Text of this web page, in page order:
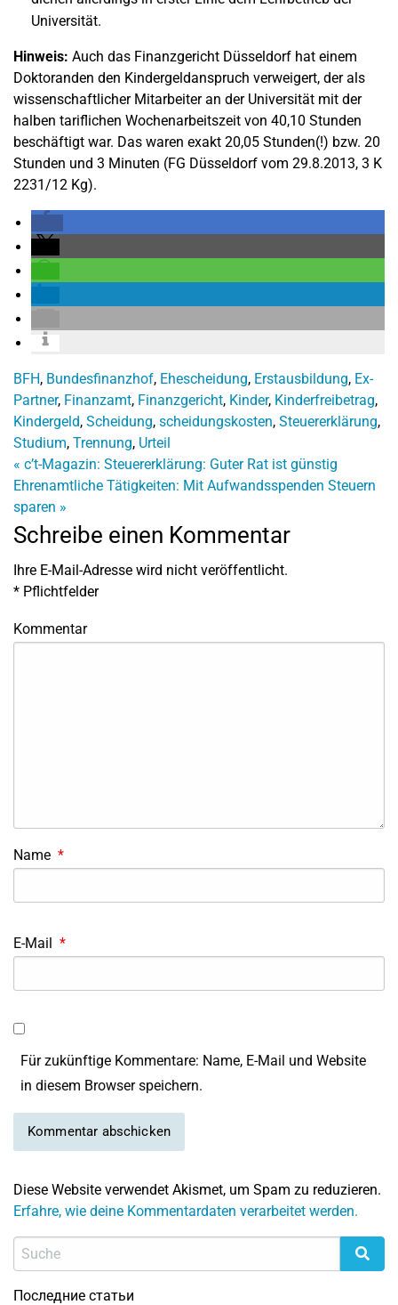
Universität.
Hinweis: Auch das Finanzgericht Düsseldorf hat einem
Doktoranden den Kindergeldanspruch verweigert, der als
wissenschaftlicher Mitarbeiter an der Universität mit der
halben tariflichen Wochenarbeitszeit von 40,10 Stunden
beschäftigt war. Das waren exakt 20,05 Stunden(!) bzw. 20
Stunden und 3 Minuten (FG Düsseldorf vom 29.8.2013, 3 K
2231/12 Kg).
BFH, Bundesfinanzhof, Ehescheidung, Erstausbildung, Ex-
Partner, Finanzamt, Finanzgericht, Kinder, Kinderfreibetrag,
Kindergeld, Scheidung, scheidungskosten, Steuererklärung,
Studium, Trennung, Urteil
« c’t-Magazin: Steuererklärung: Guter Rat ist günstig
Ehrenamtliche Tätigkeiten: Mit Aufwandsspenden Steuern
sparen »
Schreibe einen Kommentar
Ihre E-Mail-Adresse wird nicht veröffentlicht.
* Pflichtfelder
Kommentar
Name *
E-Mail *
Für zukünftige Kommentare: Name, E-Mail und Website
in diesem Browser speichern.
Diese Website verwendet Akismet, um Spam zu reduzieren.
Erfahre, wie deine Kommentardaten verarbeitet werden.
Последние статьи